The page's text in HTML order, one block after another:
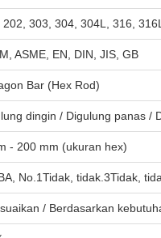
202, 303, 304, 304L, 316,
ASME, EN, DIN, JIS, GB
Bar (Hex Rod)
dingin / Digulung panas /
- 200 mm (ukuran hex)
No.1Tidak, tidak.3Tidak,
/ Berdasarkan